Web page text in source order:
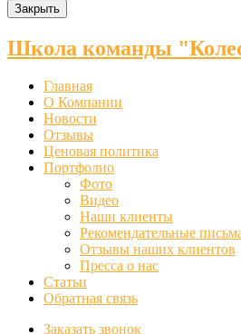
Закрыть
Школа команды
Главная
О Компании
Новости
Отзывы
Ценовая политика
Портфолио
Фото
Видео
Наши клиенты
Рекомендательные
Отзывы наших клиентов
Пресса о нас
Статьи
Обратная связь
Заказать звонок